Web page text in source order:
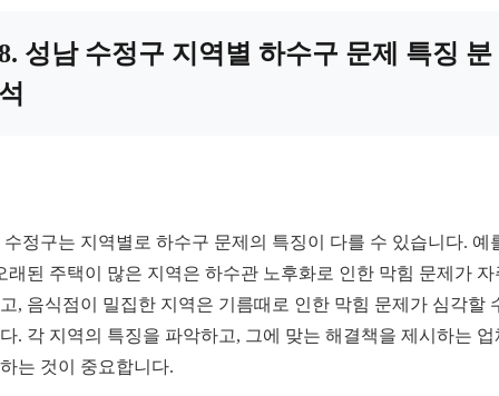
성남 수정구 지역별 하수구 문제 특징 분
수정구는 지역별로 하수구 문제의 특징이 다를 수 있습니다. 예
래된 주택이 많은 지역은 하수관 노후화로 인한 막힘 문제가 자
, 음식점이 밀집한 지역은 기름때로 인한 막힘 문제가 심각할
. 각 지역의 특징을 파악하고, 그에 맞는 해결책을 제시하는 업
는 것이 중요합니다.